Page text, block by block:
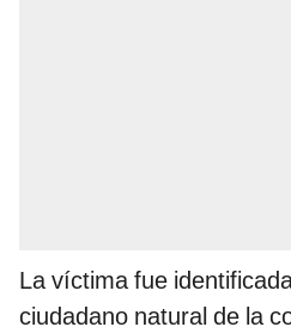
La víctima fue
ciudadano natural de la